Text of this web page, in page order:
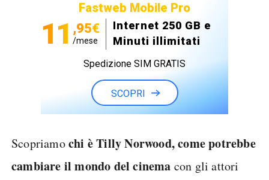
Fastweb Mobile Pro
11 ,95€
/mese
Internet 250 GB e
Minuti illimitati
Spedizione SIM GRATIS
SCOPRI
Scopriamochi è Tilly Norwood, come potrebbe
cambiare il mondo del cinema con gli attori